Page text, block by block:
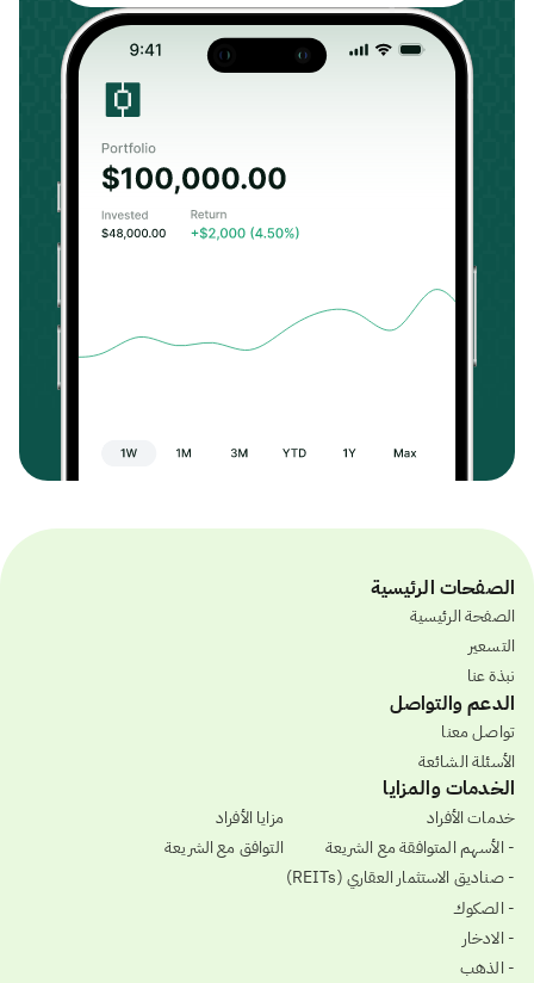
الصفحات الرئيسية
الصفحة الرئيسية
التسعير
نبذة عنا
الدعم والتواصل
تواصل معنا
الأسئلة الشائعة
الخدمات والمزايا
خدمات الأفراد
- الأسهم المتوافقة مع الشريعة
- صناديق الاستثمار العقاري (REITs)
- الصكوك
- الادخار
- الذهب
مزايا الأفراد
التوافق مع الشريعة